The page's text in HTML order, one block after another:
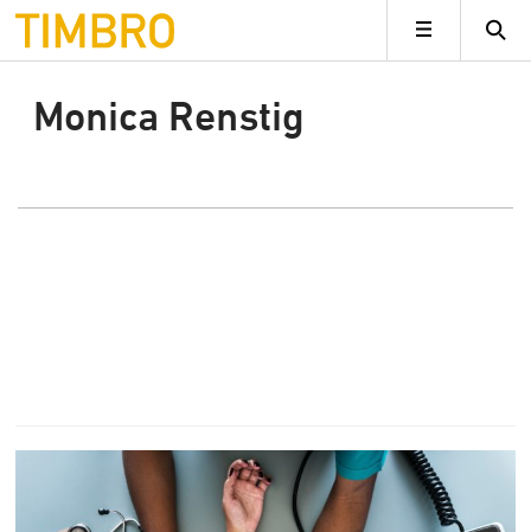
Timbro
MENY
Monica Renstig